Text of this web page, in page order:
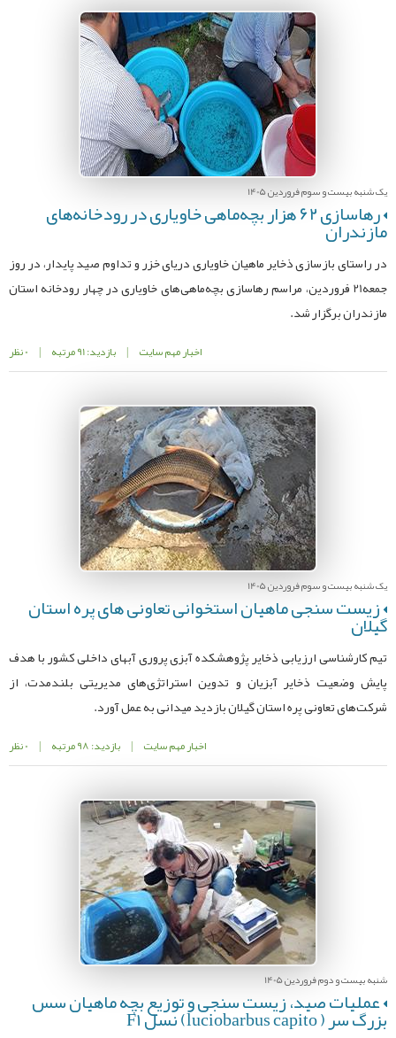
یک شنبه بیست و سوم فروردین 1405
رهاسازی ۶۲ هزار بچه‌ماهی خاویاری در رودخانه‌های مازندران
در راستای بازسازی ذخایر ماهیان خاویاری دریای خزر و تداوم صید پایدار، در روز
جمعه21 فروردین، مراسم رهاسازی بچه‌ماهی‌های خاویاری در چهار رودخانه استان
مازندران برگزار شد.
اخبار مهم سایت | بازدید: 91 مرتبه | 0 نظر
یک شنبه بیست و سوم فروردین 1405
زیست سنجی ماهیان استخوانی تعاونی های پره استان
گیلان
تیم کارشناسی ارزیابی ذخایر پژوهشکده آبزی پروری آبهای داخلی کشور با هدف
پایش وضعیت ذخایر آبزیان و تدوین استراتژی‌های مدیریتی بلندمدت، از
شرکت‌های تعاونی پره استان گیلان بازدید میدانی به عمل آورد.
اخبار مهم سایت | بازدید: 98 مرتبه | 0 نظر
شنبه بیست و دوم فروردین 1405
عملیات صید، زیست سنجی و توزیع بچه ماهیان سس
بزرگ سر ( luciobarbus capito) نسل F1